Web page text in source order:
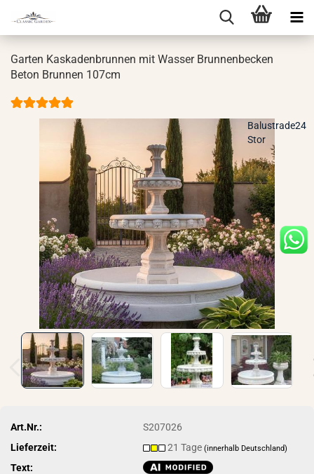
Gar­ten Kas­ka­den­brun­nen mit Was­ser Brun­nen­be­cken
Beton Brun­nen 107cm
Balustrade24
Stor
Art.Nr.:
S207026
Lieferzeit:
21 Tage(innerhalb Deutschland)
Text: